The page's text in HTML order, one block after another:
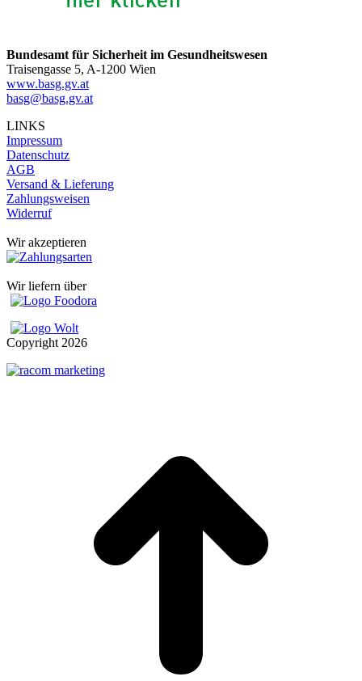
Bundesamt für Sicherheit im Gesundheitswesen
Traisengasse 5, A-1200 Wien
www.basg.gv.at
basg@basg.gv.at
LINKS
Impressum
Datenschutz
AGB
Versand & Lieferung
Zahlungsweisen
Widerruf
Wir akzeptieren
Wir liefern über
Copyright 2026